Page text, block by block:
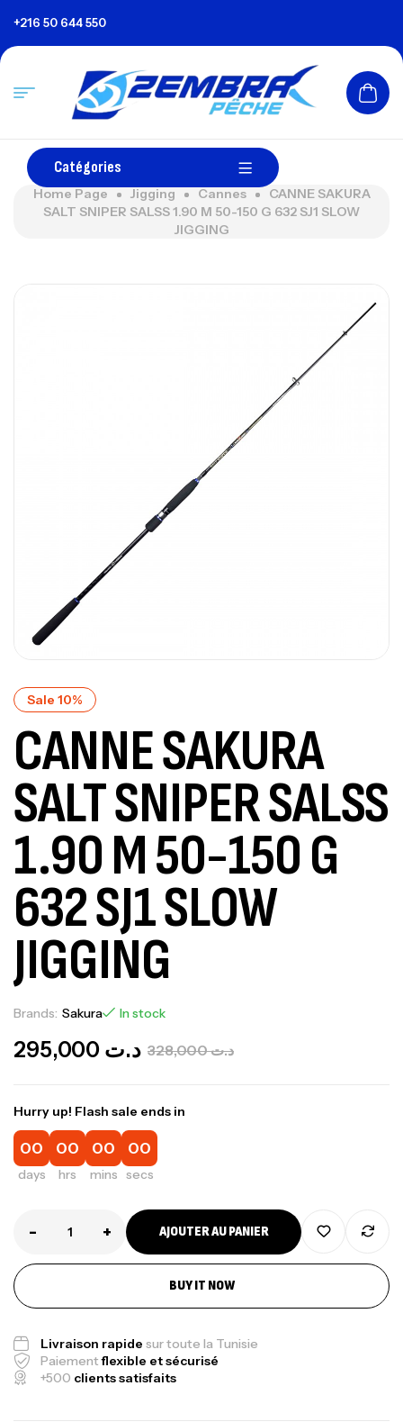
+216 50 644 550
Catégories
Home Page Jigging Cannes
CANNE SAKURA
SALT SNIPER SALSS 1.90 M 50-150 G 632 SJ1 SLOW
JIGGING
Sale 10%
CANNE SAKURA
SALT SNIPER SALSS
1.90 M 50-150 G
632 SJ1 SLOW
JIGGING
Brands: Sakura In stock
د.ت328,000 د.ت
Hurry up! Flash sale ends in
00
days
00
hrs
00
mins
00
secs
- + AJOUTER AU PANIER
BUY IT NOW
Livraison rapide sur toute la Tunisie
Paiementflexible et sécurisé
+500 clients satisfaits